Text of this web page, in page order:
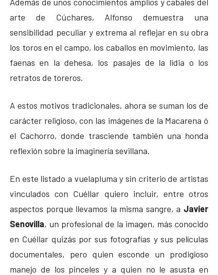
Además de unos conocimientos amplios y cabales del
arte de Cúchares, Alfonso demuestra una
sensibilidad peculiar y extrema al reflejar en su obra
los toros en el campo, los caballos en movimiento, las
faenas en la dehesa, los pasajes de la lidia o los
retratos de toreros.
A estos motivos tradicionales, ahora se suman los de
carácter religioso, con las imágenes de la Macarena ó
el Cachorro, donde trasciende también una honda
reflexión sobre la imaginería sevillana.
En este listado a vuelapluma y sin criterio de artistas
vinculados con Cuéllar quiero incluir, entre otros
aspectos porque llevamos la misma sangre, a Javier
Senovilla, un profesional de la imagen, más conocido
en Cuéllar quizás por sus fotografías y sus películas
documentales, pero quien esconde un prodigioso
manejo de los pinceles y a quien no le asusta en